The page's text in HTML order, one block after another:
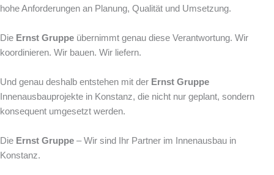
hohe Anforderungen an Planung, Qualität und Umsetzung.
Die Ernst Gruppe übernimmt genau diese Verantwortung. Wir
koordinieren. Wir bauen. Wir liefern.
Und genau deshalb entstehen mit der Ernst Gruppe
Innenausbauprojekte in Konstanz, die nicht nur geplant, sondern
konsequent umgesetzt werden.
Die Ernst Gruppe – Wir sind Ihr Partner im Innenausbau in
Konstanz.